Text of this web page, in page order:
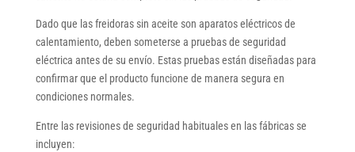
Dado que las freidoras sin aceite son aparatos eléctricos de
calentamiento, deben someterse a pruebas de seguridad
eléctrica antes de su envío. Estas pruebas están diseñadas para
confirmar que el producto funcione de manera segura en
condiciones normales.
Entre las revisiones de seguridad habituales en las fábricas se
incluyen: